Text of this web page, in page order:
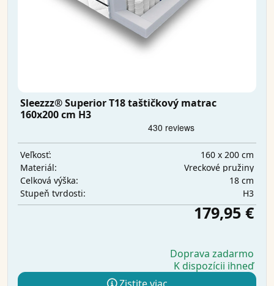
Sleezzz® Superior T18 taštičkový matrac
160x200 cm H3
Veľkosť:
160 x 200 cm
Materiál:
Vreckové pružiny
Celková výška:
18 cm
Stupeň tvrdosti:
H3
179,95 €
Doprava zadarmo
K dispozícii ihneď